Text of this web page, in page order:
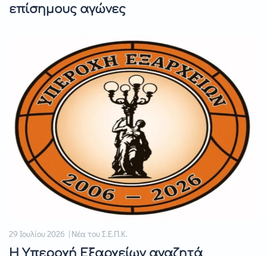
επίσημους αγώνες
29 Ιουλίου 2026 | Νέα του Σ.Ε.Π.Κ.